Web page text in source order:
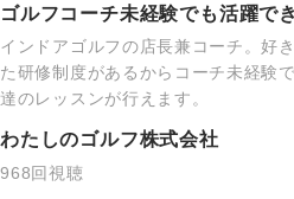
ゴルフコーチ未経験でも活躍で
インドアゴルフの店長兼コーチ。好
た研修制度があるからコーチ未経験
達のレッスンが行えます。
わたしのゴルフ株式会社
968回視聴